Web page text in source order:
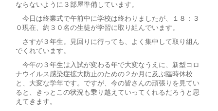
ならないように３部屋準備しています。
今日は終業式で午前中に学校は終わりましたが、１８：３
０現在、約３０名の生徒が学習に取り組んでいます。
さすが３年生。見回りに行っても、よく集中して取り組ん
でくれています。
今年の３年生は入試が変わる年で大変なうえに、新型コロ
ナウイルス感染症拡大防止のための２か月に及ぶ臨時休校
と、大変な学年です。ですが、今の皆さんの頑張りを見てい
ると、きっとこの状況も乗り越えていってくれるだろうと思
えてきます。